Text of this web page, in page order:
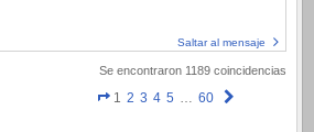
Saltar al mensaje
Se encontraron 1189 coincidencias
Página
1 2 3 4 5 60